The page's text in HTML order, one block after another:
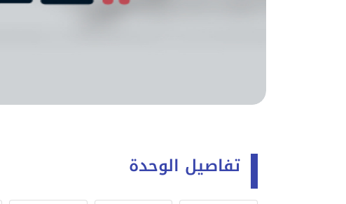
تفاصيل الوحدة